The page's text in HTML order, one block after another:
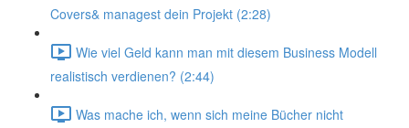
Covers& managest dein Projekt (2:28)
Wie viel Geld kann man mit diesem Business Modell
realistisch verdienen? (2:44)
Was mache ich, wenn sich meine Bücher nicht